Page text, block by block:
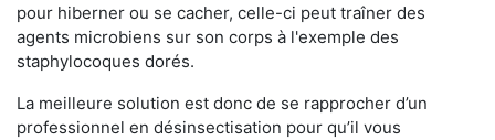
pour hiberner ou se cacher, celle-ci peut traîner des
agents microbiens sur son corps à l'exemple des
staphylocoques dorés.
La meilleure solution est donc de se rapprocher d’un
professionnel en désinsectisation pour qu’il vous